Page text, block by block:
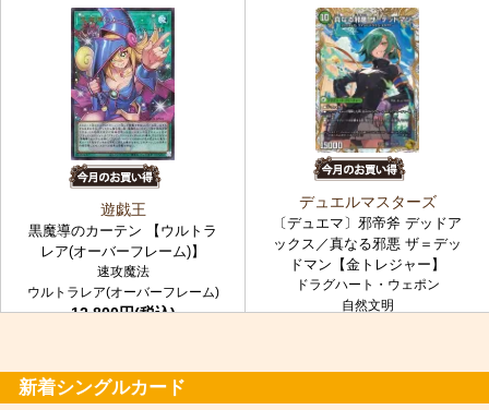
遊戯王
黒魔導のカーテン 【ウルトラ
レア(オーバーフレーム)】
速攻魔法
ウルトラレア(オーバーフレーム)
12,800円(税込)
デュエルマスターズ
〔デュエマ〕邪帝斧 デッドア
ックス／真なる邪悪 ザ＝デッ
ドマン【金トレジャー】
ドラグハート・ウェポン
自然文明
新着シングルカード